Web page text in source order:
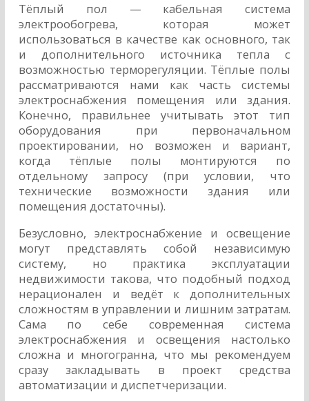
Тёплый пол — кабельная система
электрообогрева, которая может
использоваться в качестве как основного, так
и дополнительного источника тепла с
возможностью терморегуляции. Тёплые полы
рассматриваются нами как часть системы
электроснабжения помещения или здания.
Конечно, правильнее учитывать этот тип
оборудования при первоначальном
проектировании, но возможен и вариант,
когда тёплые полы монтируются по
отдельному запросу (при условии, что
технические возможности здания или
помещения достаточны).
Безусловно, электроснабжение и освещение
могут представлять собой независимую
систему, но практика эксплуатации
недвижимости такова, что подобный подход
нерационален и ведёт к дополнительных
сложностям в управлении и лишним затратам.
Сама по себе современная система
электроснабжения и освещения настолько
сложна и многогранна, что мы рекомендуем
сразу закладывать в проект средства
автоматизации и диспетчеризации.